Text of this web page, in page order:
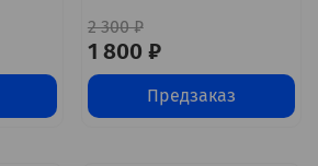
2 300 ₽
1 800 ₽
Предзаказ